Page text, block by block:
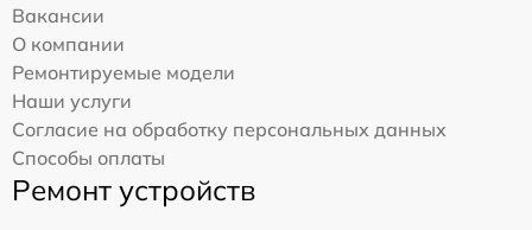
Вакансии
О компании
Ремонтируемые модели
Наши услуги
Согласие на обработку персональных данных
Способы оплаты
Ремонт устройств